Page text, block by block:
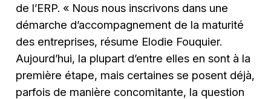
de l’ERP. « Nous nous inscrivons dans une
démarche d’accompagnement de la maturité
des entreprises, résume Elodie Fouquier.
Aujourd’hui, la plupart d’entre elles en sont à la
première étape, mais certaines se posent déjà,
parfois de manière concomitante, la question